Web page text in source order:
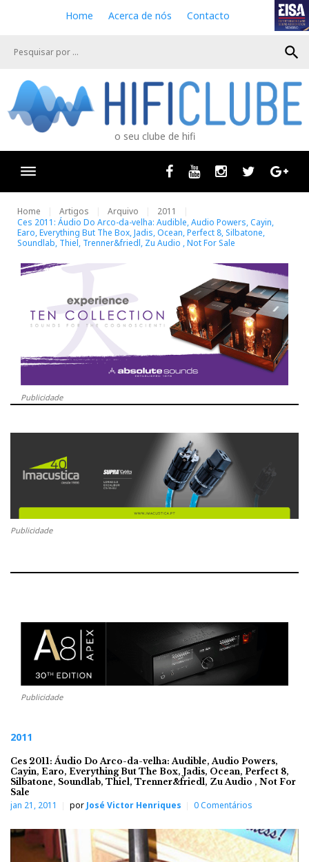
e
Home Acerca de nós Contacto
search
o seu clube de hifi
Facebook
Youtube InstagramTwitter
Home Artigos Arquivo
2011
Ces 2011: Áudio Do Arco-da-velha: Audible, Audio Powers, Cayin,
Earo, Everything But The Box, Jadis, Ocean, Perfect 8, Silbatone,
Soundlab, Thiel, Trenner&friedl, Zu Audio , Not For Sale
Publicidade
Publicidade
Publicidade
2011
Ces 2011: Áudio Do Arco-da-velha: Audible, Audio Powers,
Cayin, Earo, Everything But The Box, Jadis, Ocean, Perfect 8,
Silbatone, Soundlab, Thiel, Trenner&friedl, Zu Audio , Not For
Sale
jan 21, 2011 por José Victor Henriques 0 Comentários